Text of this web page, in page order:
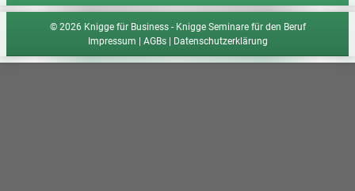
© 2026 Knigge für Business - Knigge Seminare für den Beruf
Impressum
AGBs Datenschutzerklärung